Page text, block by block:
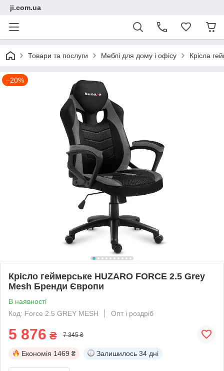
ji.com.ua
Товари та послуги Меблі для дому і офісу Крісла
–20%
Крісло геймерське HUZARO FORCE 2.5 Grey
Mesh Бренди Європи
В наявності
Код: Force 2.5 GREY MESH
Опт і роздріб
5 876 ₴ 7 345 ₴
Економія 1469 ₴ Залишилось 34 дні